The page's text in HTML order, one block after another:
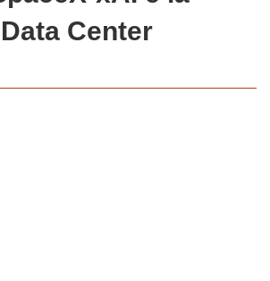
Center